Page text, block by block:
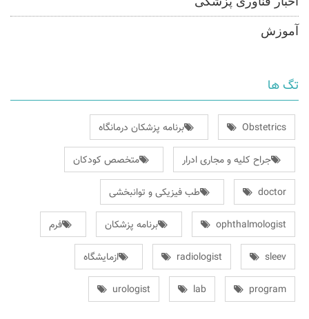
آموزش
تگ ها
Obstetrics برنامه پزشکان درمانگاه
جراح کلیه و مجاری ادرار متخصص کودکان
doctor طب فیزیکی و توانبخشی
ophthalmologist برنامه پزشکان فرم
sleev
radiologist ازمایشگاه
program
lab
urologist